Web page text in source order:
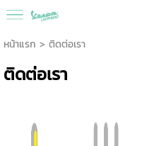
หน้าแรก > ติดต่อเรา
ติดต่อเรา